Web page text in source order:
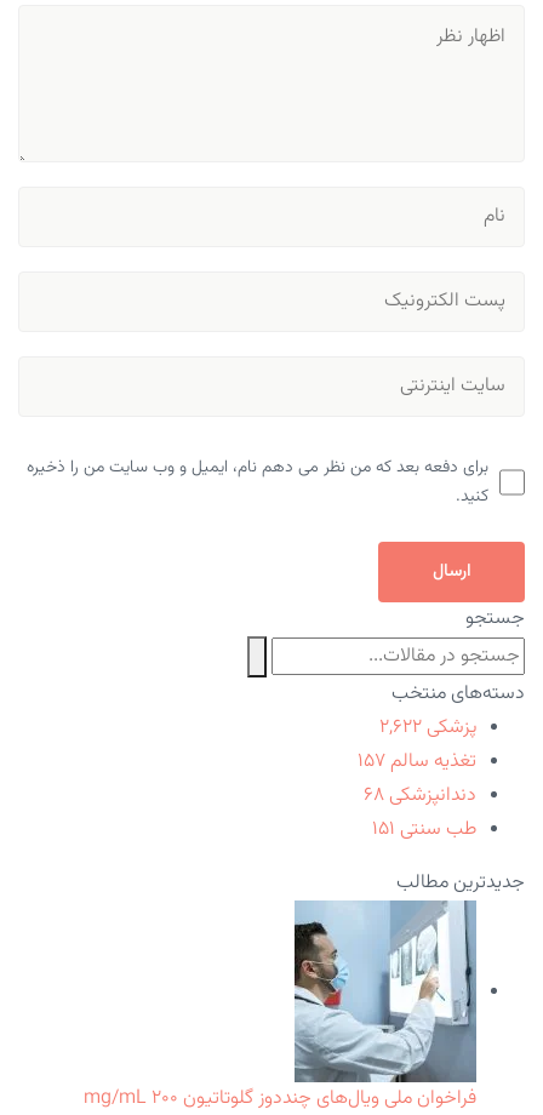
برای دفعه بعد که من نظر می دهم نام، ایمیل و وب سایت من را ذخیره
کنید.
ارسال
جستجو
دسته‌های منتخب
پزشکی ۲,۶۲۲
تغذیه سالم ۱۵۷
دندانپزشکی ۶۸
طب سنتی ۱۵۱
جدیدترین مطالب
فراخوان ملی ویال‌های چنددوز گلوتاتیون ۲۰۰ mg/mL